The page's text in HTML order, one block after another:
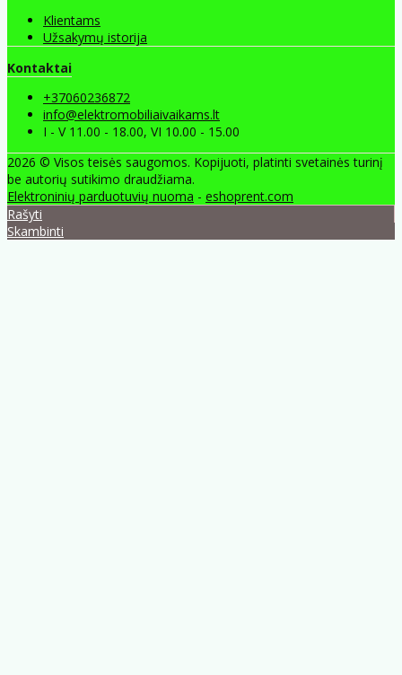
Klientams
Užsakymų istorija
Kontaktai
+37060236872
info@elektromobiliaivaikams.lt
I - V 11.00 - 18.00, VI 10.00 - 15.00
2026 © Visos teisės saugomos. Kopijuoti, platinti svetainės turinį
be autorių sutikimo draudžiama.
Elektroninių parduotuvių nuoma - eshoprent.com
Rašyti
Skambinti